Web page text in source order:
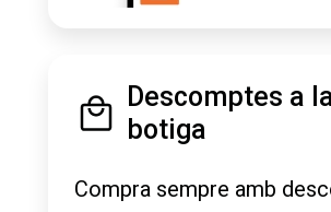
Descomptes a
botiga
Compra sempre amb